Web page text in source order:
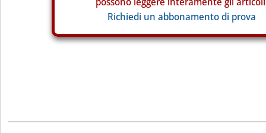
Richiedi un abbonamento di prova